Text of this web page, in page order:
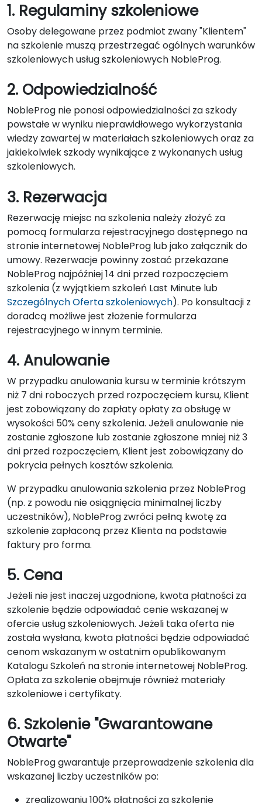
1. Regulaminy szkoleniowe
Osoby delegowane przez podmiot zwany "Klientem"
na szkolenie muszą przestrzegać ogólnych warunków
szkoleniowych usług szkoleniowych NobleProg.
2. Odpowiedzialność
NobleProg nie ponosi odpowiedzialności za szkody
powstałe w wyniku nieprawidłowego wykorzystania
wiedzy zawartej w materiałach szkoleniowych oraz za
jakiekolwiek szkody wynikające z wykonanych usług
szkoleniowych.
3. Rezerwacja
Rezerwację miejsc na szkolenia należy złożyć za
pomocą formularza rejestracyjnego dostępnego na
stronie internetowej NobleProg lub jako załącznik do
umowy. Rezerwacje powinny zostać przekazane
NobleProg najpóźniej 14 dni przed rozpoczęciem
szkolenia (z wyjątkiem szkoleń Last Minute lub
Szczególnych Oferta szkoleniowych). Po konsultacji z
doradcą możliwe jest złożenie formularza
rejestracyjnego w innym terminie.
4. Anulowanie
W przypadku anulowania kursu w terminie krótszym
niż 7 dni roboczych przed rozpoczęciem kursu, Klient
jest zobowiązany do zapłaty opłaty za obsługę w
wysokości 50% ceny szkolenia. Jeżeli anulowanie nie
zostanie zgłoszone lub zostanie zgłoszone mniej niż 3
dni przed rozpoczęciem, Klient jest zobowiązany do
pokrycia pełnych kosztów szkolenia.
W przypadku anulowania szkolenia przez NobleProg
(np. z powodu nie osiągnięcia minimalnej liczby
uczestników), NobleProg zwróci pełną kwotę za
szkolenie zapłaconą przez Klienta na podstawie
faktury pro forma.
5. Cena
Jeżeli nie jest inaczej uzgodnione, kwota płatności za
szkolenie będzie odpowiadać cenie wskazanej w
ofercie usług szkoleniowych. Jeżeli taka oferta nie
została wysłana, kwota płatności będzie odpowiadać
cenom wskazanym w ostatnim opublikowanym
Katalogu Szkoleń na stronie internetowej NobleProg.
Opłata za szkolenie obejmuje również materiały
szkoleniowe i certyfikaty.
6. Szkolenie "Gwarantowane
Otwarte"
NobleProg gwarantuje przeprowadzenie szkolenia dla
wskazanej liczby uczestników po:
zrealizowaniu 100% płatności za szkolenie